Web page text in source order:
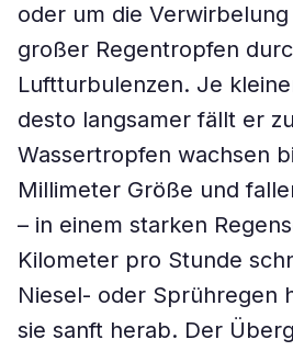
oder um die
großer Regentropfen
Luftturbulenzen. Je
desto langsamer fällt er
Wassertropfen wachsen
Millimeter Größe und
– in einem starken
Kilometer pro Stunde
Niesel- oder Sprühregen
sie sanft herab. Der